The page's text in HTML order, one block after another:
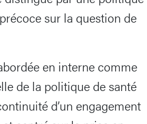
sur la question de
en interne comme
de la politique de santé
d’un engagement